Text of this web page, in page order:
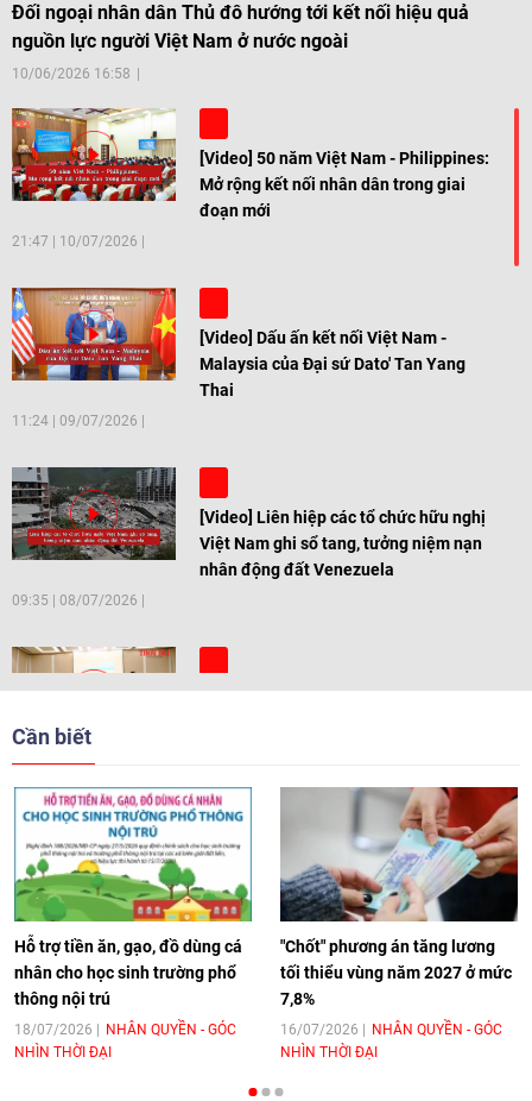
Đối ngoại nhân dân Thủ đô hướng tới kết nối hiệu quả
nguồn lực người Việt Nam ở nước ngoài
10/06/2026 16:58
[Video] 50 năm Việt Nam - Philippines:
Mở rộng kết nối nhân dân trong giai
đoạn mới
21:47 10/07/2026
[Video] Dấu ấn kết nối Việt Nam -
Malaysia của Đại sứ Dato' Tan Yang
Thai
11:24 09/07/2026
[Video] Liên hiệp các tổ chức hữu nghị
Việt Nam ghi sổ tang, tưởng niệm nạn
nhân động đất Venezuela
09:35 08/07/2026
[Video] Trẻ em Đông Á cùng kiến tạo
[Video] Âm nhạc flamenco gắn kết văn
hoá Việt Nam - Tây Ban Nha
11:10 17/06/2026
[Video] Trao tặng Kỷ niệm chương "Vì
hòa bình, hữu nghị giữa các dân tộc"
cho Đại sứ Hungary tại Việt Nam
Cần biết
Hỗ trợ tiền ăn, gạo, đồ dùng cá
nhân cho học sinh trường phổ
thông nội trú
18/07/2026
NHÂN QUYỀN - GÓC
NHÌN THỜI ĐẠI
"Chốt" phương án tăng lương
tối thiểu vùng năm 2027 ở mức
7,8%
16/07/2026
NHÂN QUYỀN - GÓC
NHÌN THỜI ĐẠI